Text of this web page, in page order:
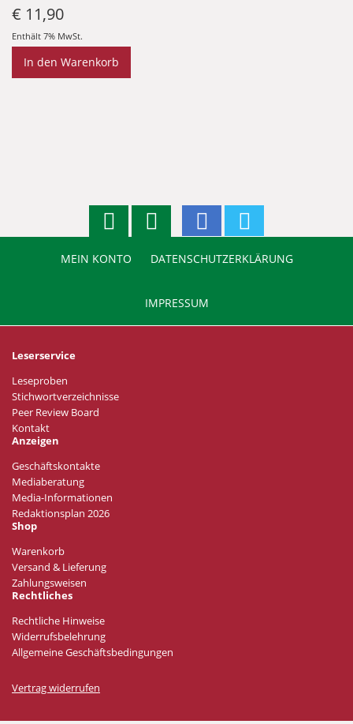
€ 11,90
Enthält 7% MwSt.
In den Warenkorb
MEIN KONTO DATENSCHUTZERKLÄRUNG
IMPRESSUM
Leserservice
Leseproben
Stichwortverzeichnisse
Peer Review Board
Kontakt
Anzeigen
Geschäftskontakte
Mediaberatung
Media-Informationen
Redaktionsplan 2026
Shop
Warenkorb
Versand & Lieferung
Zahlungsweisen
Rechtliches
Rechtliche Hinweise
Widerrufsbelehrung
Allgemeine Geschäftsbedingungen
Vertrag widerrufen